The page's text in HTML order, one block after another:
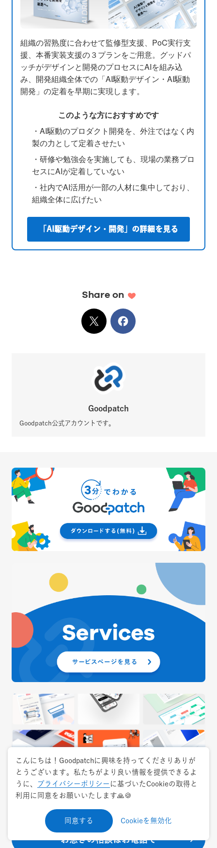
組織の習熟度に合わせて監修型支援、PoC実行支
援、本番実装支援の３プランをご用意。グッドパ
ッチがデザインと開発のプロセスにAIを組み込
み、開発組織全体での「AI駆動デザイン・AI駆動
開発」の定着を早期に実現します。
このような方におすすめです
・AI駆動のプロダクト開発を、外注ではなく内
製の力として定着させたい
・研修や勉強会を実施しても、現場の業務プロ
セスにAIが定着していない
・社内でAI活用が一部の人材に集中しており、
組織全体に広げたい
「AI駆動デザイン・開発」の詳細を見る
Share on
XでシェアFacebook
Goodpatch
Goodpatch公式アカウントです。
お急ぎの相談はお電話で
こんにちは！Goodpatchに興味を持ってくださりありが
とうございます。私たちがより良い情報を提供できるよ
うに、
プライバシーポリシー に基づいたCookieの取得と
利用に同意をお願いいたします🙏🍪
同意する Cookieを無効化